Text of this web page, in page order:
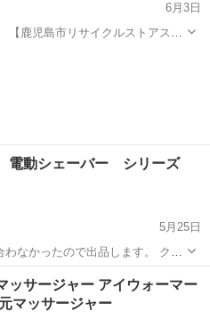
6月3日
鹿児島市リサイクルストアスタ
電動シェーバー シリーズ
5月25日
かったので出品します。 クリ
フィリップス
ッサージャー アイウォーマー
マッサージャー